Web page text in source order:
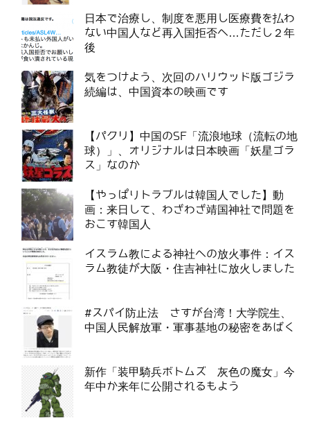
日本で治療し、制度を悪用し医療費を払わ
ない中国人など再入国拒否へ…ただし２年
後
気をつけよう、次回のハリウッド版ゴジラ
続編は、中国資本の映画です
【パクリ】中国のSF「流浪地球（流転の地
球）」、オリジナルは日本映画「妖星ゴラ
ス」なのか
【やっぱりトラブルは韓国人でした】動
画：来日して、わざわざ靖国神社で問題を
おこす韓国人
イスラム教による神社への放火事件：イス
ラム教徒が大阪・住吉神社に放火しました
#スパイ防止法 さすが台湾！大学院生、
中国人民解放軍・軍事基地の秘密をあばく
新作「装甲騎兵ボトムズ 灰色の魔女」今
年中か来年に公開されるもよう